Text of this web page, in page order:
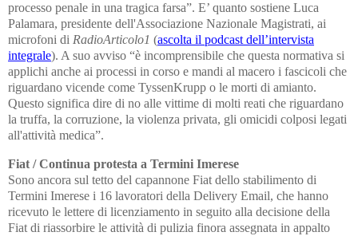
processo penale in una tragica farsa”. E’ quanto sostiene Luca
Palamara, presidente dell'Associazione Nazionale Magistrati, ai
microfoni di RadioArticolo1 (ascolta il podcast dell’intervista
integrale). A suo avviso “è incomprensibile che questa normativa si
applichi anche ai processi in corso e mandi al macero i fascicoli che
riguardano vicende come TyssenKrupp o le morti di amianto.
Questo significa dire di no alle vittime di molti reati che riguardano
la truffa, la corruzione, la violenza privata, gli omicidi colposi legati
all'attività medica”.
Fiat / Continua protesta a Termini Imerese
Sono ancora sul tetto del capannone Fiat dello stabilimento di
Termini Imerese i 16 lavoratori della Delivery Email, che hanno
ricevuto le lettere di licenziamento in seguito alla decisione della
Fiat di riassorbire le attività di pulizia finora assegnata in appalto